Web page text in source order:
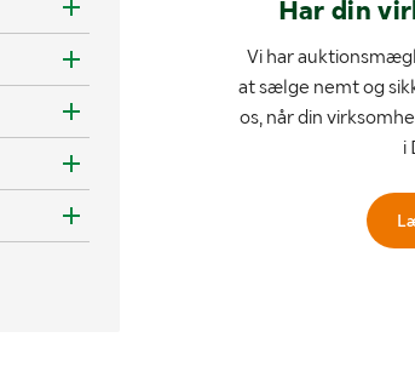
Har din
Vi har
at sælge nemt og
os, når din
i